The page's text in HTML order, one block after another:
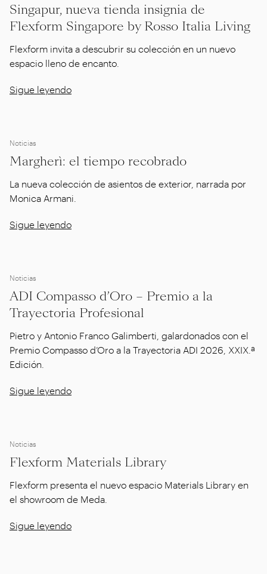
Singapur, nueva tienda insignia de
Flexform Singapore by Rosso Italia Living
Flexform invita a descubrir su colección en un nuevo
espacio lleno de encanto.
Sigue leyendo
Noticias
Margherì: el tiempo recobrado
La nueva colección de asientos de exterior, narrada por
Monica Armani.
Sigue leyendo
Noticias
ADI Compasso d’Oro – Premio a la
Trayectoria Profesional
Pietro y Antonio Franco Galimberti, galardonados con el
Premio Compasso d’Oro a la Trayectoria ADI 2026, XXIX.ª
Edición.
Sigue leyendo
Noticias
Flexform Materials Library
Flexform presenta el nuevo espacio Materials Library en
el showroom de Meda.
Sigue leyendo